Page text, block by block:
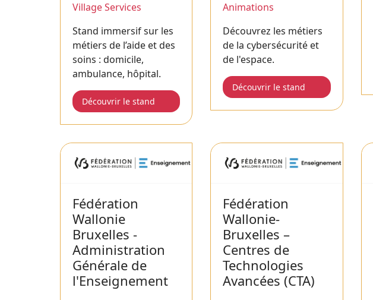
Village Services
Stand immersif sur les
métiers de l’aide et des
soins : domicile,
ambulance, hôpital.
Découvrir le stand
Animations
Découvrez les métiers
de la cybersécurité et
de l'espace.
Découvrir le stand
Fédération
Wallonie
Bruxelles -
Administration
Générale de
l'Enseignement
Fédération
Wallonie-
Bruxelles –
Centres de
Technologies
Avancées (CTA)